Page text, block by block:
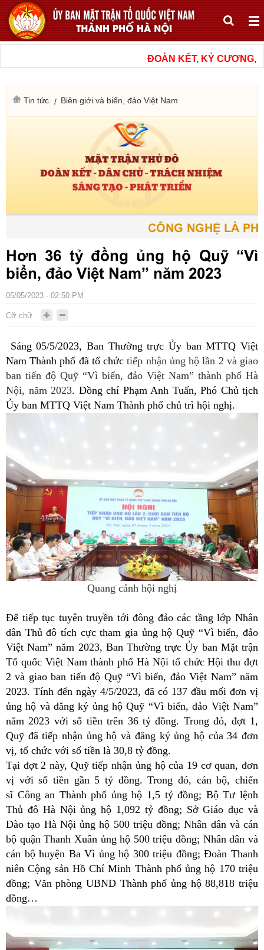
ĐOÀN KẾT, KỶ CƯƠNG,
Tin tức Biên giới và biển, đảo Việt Nam
CÔNG NGHỆ LÀ
Hơn 36 tỷ đồng ủng hộ Quỹ “Vì
biển, đảo Việt Nam” năm 2023
05/05/2023 - 02:50 PM
Cỡ chữ
Sáng 05/5/2023, Ban Thường trực Ủy ban MTTQ Việt
Nam Thành phố đã tổ chứctiếp nhận ủng hộ lần 2 và giao
ban tiến độ Quỹ “Vì biển, đảo Việt Nam” thành phố Hà
Nội, năm 2023. Đồng chí Phạm Anh Tuấn, Phó Chủ tịch
Ủy ban MTTQ Việt Nam Thành phố chủ trì hội nghị.
Quang cảnh hội nghị
Để tiếp tục tuyên truyền tới đông đảo các tầng lớp Nhân
dân Thủ đô tích cực tham gia ủng hộ Quỹ “Vì biển, đảo
Việt Nam” năm 2023, Ban Thường trực Ủy ban Mặt trận
Tổ quốc Việt Nam thành phố Hà Nội tổ chức Hội thu đợt
2 và giao ban tiến độ Quỹ “Vì biển, đảo Việt Nam” năm
2023. Tính đến ngày 4/5/2023, đã có 137 đầu mối đơn vị
ủng hộ và đăng ký ủng hộ Quỹ “Vì biển, đảo Việt Nam”
năm 2023 với số tiền trên 36 tỷ đồng. Trong đó, đợt 1,
Quỹ đã tiếp nhận ủng hộ và đăng ký ủng hộ của 34 đơn
vị, tổ chức với số tiền là 30,8 tỷ đồng.
Tại đợt 2 này, Quỹ tiếp nhận ủng hộ của 19 cơ quan, đơn
vị với số tiền gần 5 tỷ đồng. Trong đó, cán bộ, chiến
sĩ Công an Thành phố ủng hộ 1,5 tỷ đồng; Bộ Tư lệnh
Thủ đô Hà Nội ủng hộ 1,092 tỷ đồng; Sở Giáo dục và
Đào tạo Hà Nội ủng hộ 500 triệu đồng; Nhân dân và cán
bộ quận Thanh Xuân ủng hộ 500 triệu đồng; Nhân dân và
cán bộ huyện Ba Vì ủng hộ 300 triệu đồng; Đoàn Thanh
niên Cộng sản Hồ Chí Minh Thành phố ủng hộ 170 triệu
đồng; Văn phòng UBND Thành phố ủng hộ 88,818 triệu
đồng…